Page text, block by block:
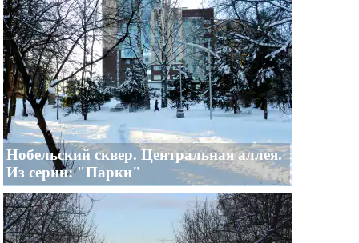
Нобельский сквер. Центральная аллея.
Из серии: "Парки"